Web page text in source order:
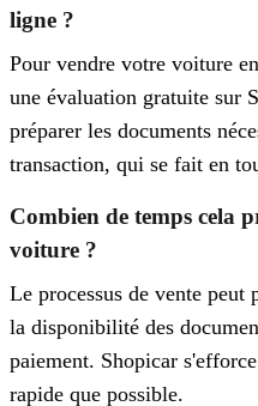
ligne ?
Pour vendre votre voiture
une évaluation gratuite sur
préparer les documents
transaction, qui se fait en
Combien de temps cela
voiture ?
Le processus de vente peut
la disponibilité des
paiement. Shopicar
rapide que possible.